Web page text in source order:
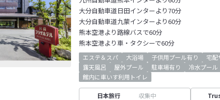
大分自動車道日田インターより70分
大分自動車道九蒙インターより60分
熊本空港より路線バスで60分
熊本空港より車・タクシーで60分
エステ＆スパ 大浴場 子供用プール有り
宅配
露天風呂
屋外プール 駐車場有り
冷水プール
館内に車いす利用トイレ
日本旅行 収集中